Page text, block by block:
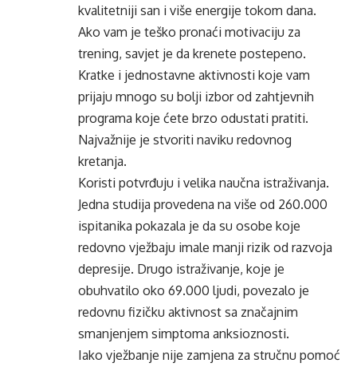
kvalitetniji san i više energije tokom dana.
Ako vam je teško pronaći motivaciju za
trening, savjet je da krenete postepeno.
Kratke i jednostavne aktivnosti koje vam
prijaju mnogo su bolji izbor od zahtjevnih
programa koje ćete brzo odustati pratiti.
Najvažnije je stvoriti naviku redovnog
kretanja.
Koristi potvrđuju i velika naučna istraživanja.
Jedna studija provedena na više od 260.000
ispitanika pokazala je da su osobe koje
redovno vježbaju imale manji rizik od razvoja
depresije. Drugo istraživanje, koje je
obuhvatilo oko 69.000 ljudi, povezalo je
redovnu fizičku aktivnost sa značajnim
smanjenjem simptoma anksioznosti.
Iako vježbanje nije zamjena za stručnu pomoć